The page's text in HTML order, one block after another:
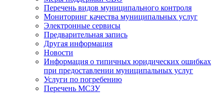
Перечень видов муниципального контроля
Мониторинг качества муниципальных услуг
Электронные сервисы
Предварительная запись
Другая информация
Новости
Информация о типичных юридических ошибках
при предоставлении муниципальных услуг
Услуги по погребению
Перечень МСЗУ